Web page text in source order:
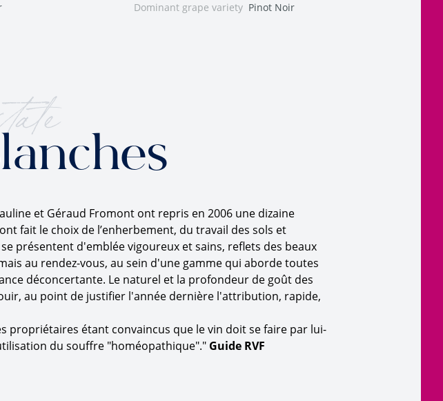
Dominant grape variety Pinot Noir
et Géraud Fromont ont repris en 2006 une dizaine
fait le choix de l’enherbement, du travail des sols et
présentent d'emblée vigoureux et sains, reflets des beaux
au rendez-vous, au sein d'une gamme qui aborde toutes
déconcertante. Le naturel et la profondeur de goût des
au point de justifier l'année dernière l'attribution, rapide,
propriétaires étant convaincus que le vin doit se faire par lui-
du souffre "homéopathique"." Guide RVF